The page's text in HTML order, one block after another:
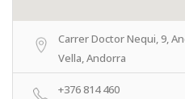
Carrer Doctor Nequi, 9,
Vella, Andorra
+376 814 460